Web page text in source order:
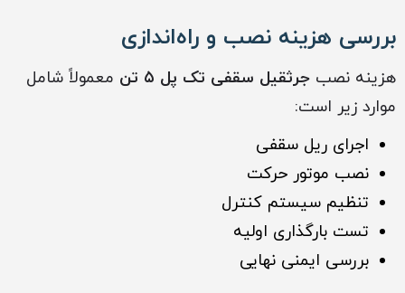
بررسی هزینه نصب و راه‌اندازی
هزینه نصب جرثقیل سقفی تک پل ۵ تن
معمولاً شامل
موارد زیر است:
اجرای ریل سقفی
نصب موتور حرکت
تنظیم سیستم کنترل
تست بارگذاری اولیه
بررسی ایمنی نهایی